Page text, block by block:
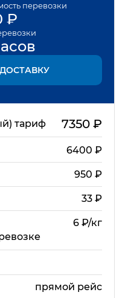
перевозки
₽
тариф 7350₽
6400 ₽
950 ₽
33₽
6 ₽/кг
прямой рейс